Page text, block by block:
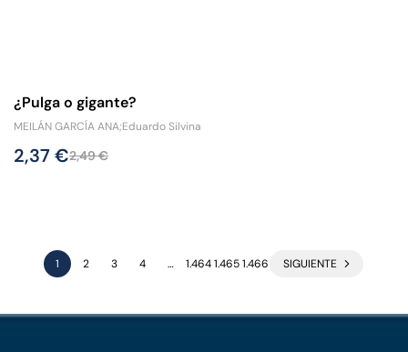
¿Pulga o gigante?
MEILÁN GARCÍA ANA;Eduardo Silvina
2,49€
2,37 €
1 2 3 4 … 1.4641.4651.466 SIGUIENTE